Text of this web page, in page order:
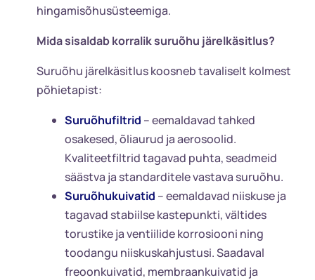
hingamisõhusüsteemiga.
Mida sisaldab korralik suruõhu järelkäsitlus?
Suruõhu järelkäsitlus koosneb tavaliselt kolmest
põhietapist:
Suruõhufiltrid – eemaldavad tahked
osakesed, õliaurud ja aerosoolid.
Kvaliteetfiltrid tagavad puhta, seadmeid
säästva ja standarditele vastava suruõhu.
Suruõhukuivatid – eemaldavad niiskuse ja
tagavad stabiilse kastepunkti, vältides
torustike ja ventiilide korrosiooni ning
toodangu niiskuskahjustusi. Saadaval
freoonkuivatid, membraankuivatid ja